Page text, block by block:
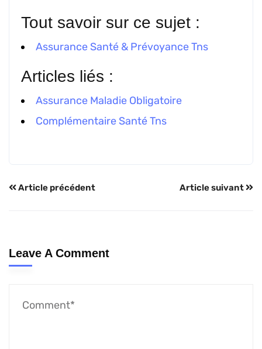
Tout savoir sur ce sujet :
Assurance Santé & Prévoyance Tns
Articles liés :
Assurance Maladie Obligatoire
Complémentaire Santé Tns
Article précédent Article suivant
Leave A Comment